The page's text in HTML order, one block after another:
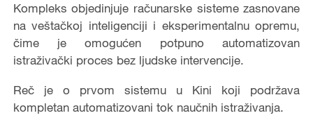
Kompleks objedinjuje računarske sisteme zasnovane
na veštačkoj inteligenciji i eksperimentalnu opremu,
čime je omogućen potpuno automatizovan
istraživački proces bez ljudske intervencije.
Reč je o prvom sistemu u Kini koji podržava
kompletan automatizovani tok naučnih istraživanja.